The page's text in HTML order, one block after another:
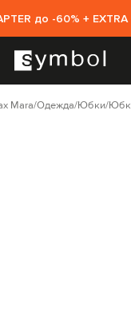
до -60% +
Mara Одежда Юбки